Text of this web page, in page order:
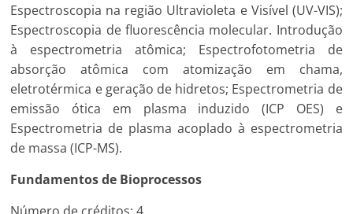
Espectroscopia na região Ultravioleta e Visível (UV-VIS);
Espectroscopia de fluorescência molecular. Introdução
à espectrometria atômica; Espectrofotometria de
absorção atômica com atomização em chama,
eletrotérmica e geração de hidretos; Espectrometria de
emissão ótica em plasma induzido (ICP OES) e
Espectrometria de plasma acoplado à espectrometria
de massa (ICP-MS).
Fundamentos de Bioprocessos